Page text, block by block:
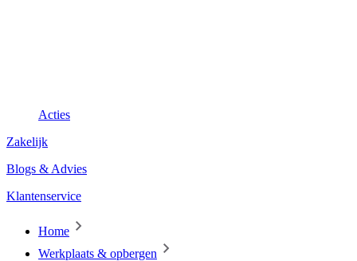
Acties
Zakelijk
Blogs & Advies
Klantenservice
Home
Werkplaats & opbergen